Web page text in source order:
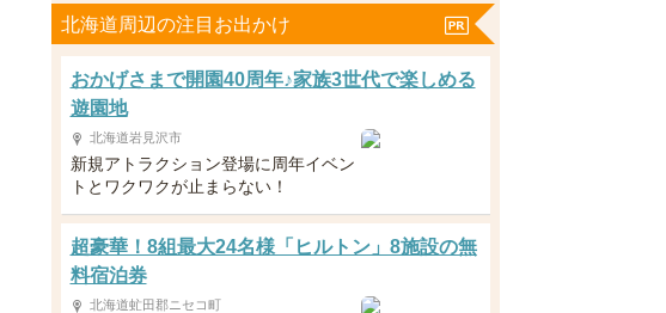
北海道周辺の注目お出かけ
おかげさまで開園40周年♪家族3世代で楽しめる
遊園地
北海道岩見沢市
新規アトラクション登場に周年イベン
トとワクワクが止まらない！
超豪華！8組最大24名様「ヒルトン」8施設の無
料宿泊券
北海道虻田郡ニセコ町